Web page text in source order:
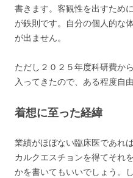
書きます。客観性を出すため
が鉄則です。自分の個人的な
が出ません。
ただし２０２５年度科研費か
入ってきたので、ある程度自
着想に至った経緯
業績がほぼない臨床医であれ
カルクエスチョンを得てそれ
かを書いてもいいでしょう。